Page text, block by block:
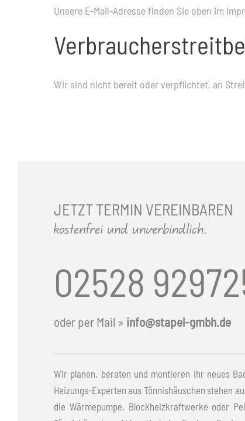
Unsere E-Mail-Adresse finden Sie oben im
Wir sind nicht bereit oder verpflichtet, an
JETZT TERMIN VEREINBAREN
kostenfrei und unverbindlich.
02528
oder per Mail » info@stapel-gmbh.de
Wir planen, beraten und montieren Ihr neues
Heizungs-Experten aus Tönnishäuschen stehen
die Wärmepumpe, Blockheizkraftwerke oder